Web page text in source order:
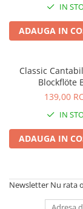
Microfoane
Microfoane stereo
Microfoane
Stative de
Studio si
Accesorii
Controllere
Convertoare AD/
IN
ADAUGA IN
Classic
Blockflöte
139,00
IN
ADAUGA IN
Newsletter Nu rata